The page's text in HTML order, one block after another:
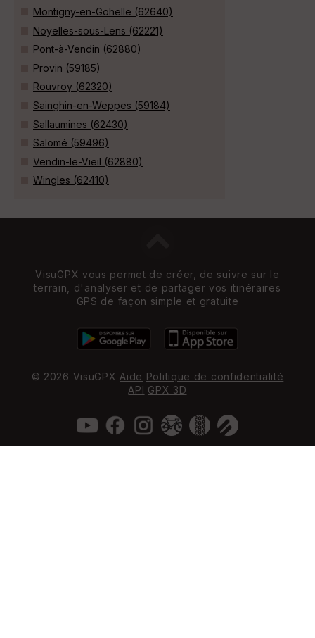
Montigny-en-Gohelle (62640)
Noyelles-sous-Lens (62221)
Pont-à-Vendin (62880)
Provin (59185)
Rouvroy (62320)
Sainghin-en-Weppes (59184)
Sallaumines (62430)
Salomé (59496)
Vendin-le-Vieil (62880)
Wingles (62410)
VisuGPX vous permet de créer, de suivre sur le
terrain, d'analyser et de partager vos itinéraires
GPS de façon simple et gratuite
© 2026 VisuGPX Aide Politique de confidentialité
API GPX 3D